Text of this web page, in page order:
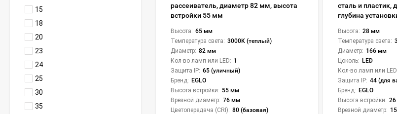
рассеиватель, диаметр 82 мм, высота
встройки 55 мм
Высота: 65 мм
Температура света: 3000K (теплый)
Диаметр: 82 мм
Кол-во ламп или LED: 1
Защита IP: 65 (уличный)
Бренд: EGLO
Высота встройки: 55 мм
Врезной диаметр: 76 мм
Цветопередача (CRI): 80 (базовая)
сталь и
глубина
Высота: 28 мм
Температура света:
Диаметр: 166 мм
Цоколь: LED
Кол-во ламп или
Защита IP: 44 (для
Бренд: EGLO
Высота встройки:
Врезной диаметр:
15
18
20
23
24
25
30
35